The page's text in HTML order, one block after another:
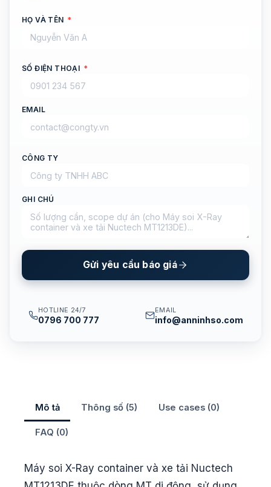
HỌ VÀ TÊN *
SỐ ĐIỆN THOẠI *
EMAIL
CÔNG TY
GHI CHÚ
Gửi yêu cầu báo giá
HOTLINE 24/7
0796 700 777
EMAIL
info@anninhso.com
Mô tả Thông số (5) Use cases (0)
FAQ (0)
Máy soi X-Ray container và xe tải Nuctech